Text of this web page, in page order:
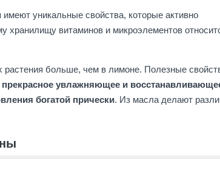
уникальные свойства, которые активно
хранилищу витаминов и микроэлементов
больше, чем в лимоне. Полезные
прекрасное увлажняющее и
богатой прически. Из масла делают